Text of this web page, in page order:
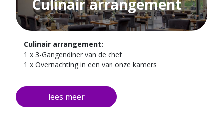
Culinair arrangement
Culinair arrangement:
1 x 3-Gangendiner van de chef
1 x Overnachting in een van onze kamers